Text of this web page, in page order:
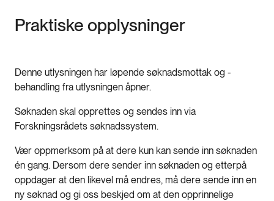
Praktiske opplysninger
Denne utlysningen har løpende søknadsmottak og -
behandling fra utlysningen åpner.
Søknaden skal opprettes og sendes inn via
Forskningsrådets søknadssystem.
Vær oppmerksom på at dere kun kan sende inn søknaden
én gang. Dersom dere sender inn søknaden og etterpå
oppdager at den likevel må endres, må dere sende inn en
ny søknad og gi oss beskjed om at den opprinnelige